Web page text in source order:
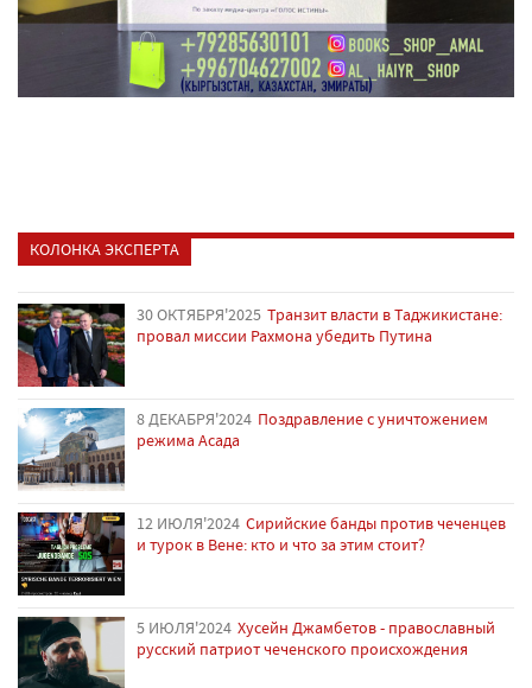
КОЛОНКА ЭКСПЕРТА
30 ОКТЯБРЯ'2025 Транзит власти в Таджикистане:
провал миссии Рахмона убедить Путина
8 ДЕКАБРЯ'2024 Поздравление с уничтожением
режима Асада
12 ИЮЛЯ'2024 Сирийские банды против чеченцев
и турок в Вене: кто и что за этим стоит?
5 ИЮЛЯ'2024 Хусейн Джамбетов - православный
русский патриот чеченского происхождения